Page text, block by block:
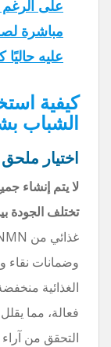
مباشرة
عليه
الشباب
اختيار ملحق NMN المناسب
تختلف الجودة
وضمانات
الغذائية
فعالة، مما
التحقق من